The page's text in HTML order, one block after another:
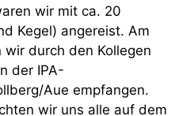
wir mit ca. 20
Kegel) angereist. Am
durch den Kollegen
der IPA-
Aue empfangen.
wir uns alle auf dem